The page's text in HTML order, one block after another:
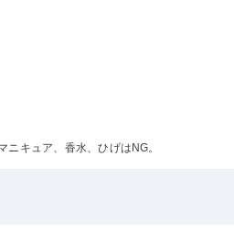
ニキュア、香水、ひげはNG。